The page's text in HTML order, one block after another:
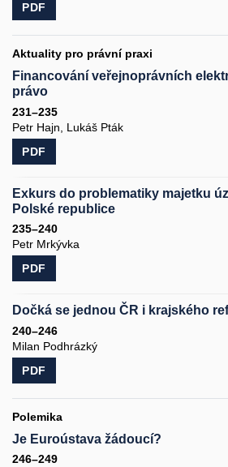
PDF
Aktuality pro právní praxi
Financování veřejnoprávních
právo
231–235
Petr Hajn, Lukáš Pták
PDF
Exkurs do problematiky majetku
Polské republice
235–240
Petr Mrkývka
PDF
Dočká se jednou ČR i krajského
240–246
Milan Podhrázký
PDF
Polemika
Je Euroústava žádoucí?
246–249